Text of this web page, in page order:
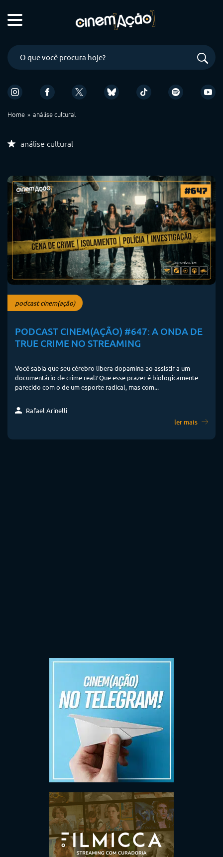
Home análise cultural
análise cultural
podcast cinem(ação)
PODCAST CINEM(AÇÃO) #647: A ONDA DE
TRUE CRIME NO STREAMING
Você sabia que seu cérebro libera dopamina ao assistir a um
documentário de crime real? Que esse prazer é biologicamente
parecido com o de um esporte radical, mas com...
Rafael Arinelli
ler mais